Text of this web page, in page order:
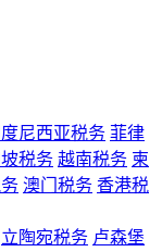
尼西亚税务 菲律
税务 越南税务 柬
澳门税务 香港税
立陶宛税务 卢森堡